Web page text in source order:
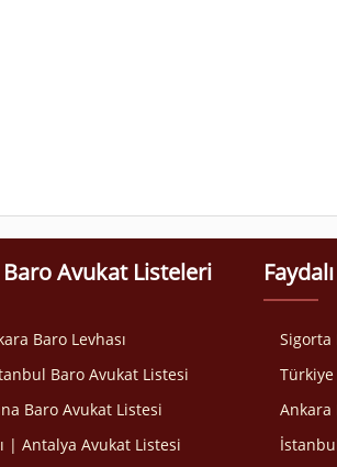
Avukat Listeleri
Baro Levhası
Baro Avukat Listesi
Baro Avukat Listesi
| Antalya Avukat Listesi
Sigorta
Ankara